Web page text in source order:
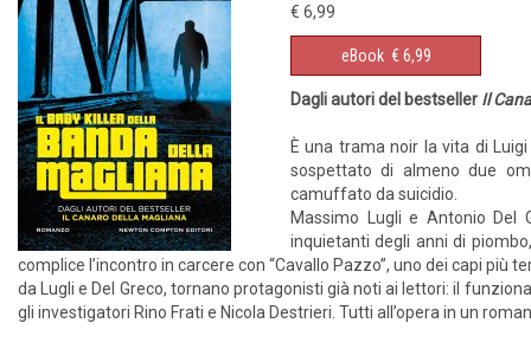
€ 6,99
eBook € 6,99
Dagli autori del bestseller Il
È una trama noir la vita di
sospettato di almeno due
camuffato da suicidio.
Massimo Lugli e Antonio Del
inquietanti degli anni di
complice l’incontro in carcere con “Cavallo Pazzo”, uno dei capi
da Lugli e Del Greco, tornano protagonisti già noti ai lettori: il
gli investigatori Rino Frati e Nicola Destrieri. Tutti all’opera in un